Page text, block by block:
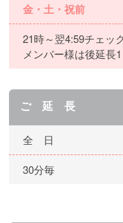
金・土・祝前
21時～翌4:59チェッ
メンバー様は後延長
ご 延 長
全 日
30分毎